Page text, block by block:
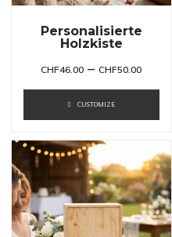
Personalisierte
Holzkiste
CHF46.00 –CHF50.00
CUSTOMIZE